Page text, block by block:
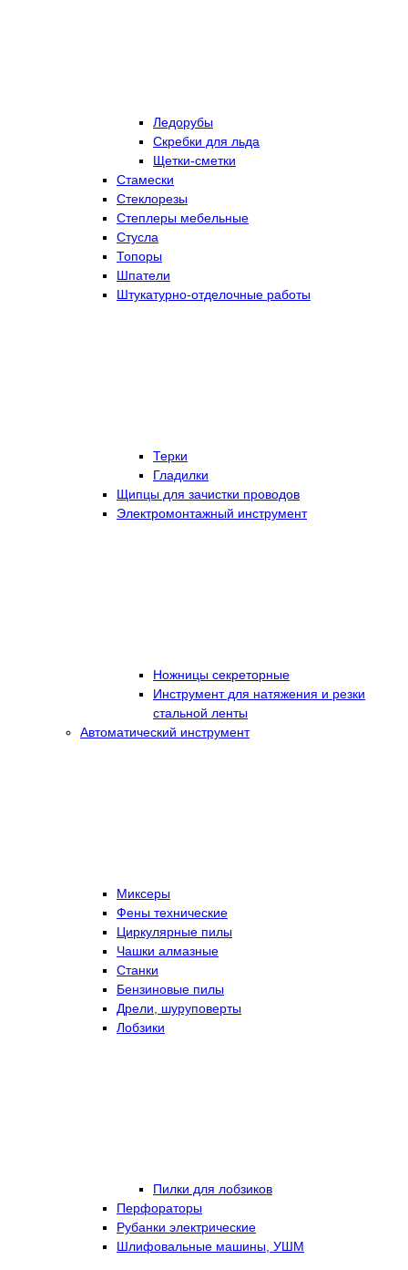
Ледорубы
Скребки для льда
Щетки-сметки
Стамески
Стеклорезы
Степлеры мебельные
Стусла
Топоры
Шпатели
Штукатурно-отделочные работы
Терки
Гладилки
Щипцы для зачистки проводов
Электромонтажный инструмент
Ножницы секреторные
Инструмент для натяжения и резки
стальной ленты
Автоматический инструмент
Миксеры
Фены технические
Циркулярные пилы
Чашки алмазные
Станки
Бензиновые пилы
Дрели, шуруповерты
Лобзики
Пилки для лобзиков
Перфораторы
Рубанки электрические
Шлифовальные машины, УШМ